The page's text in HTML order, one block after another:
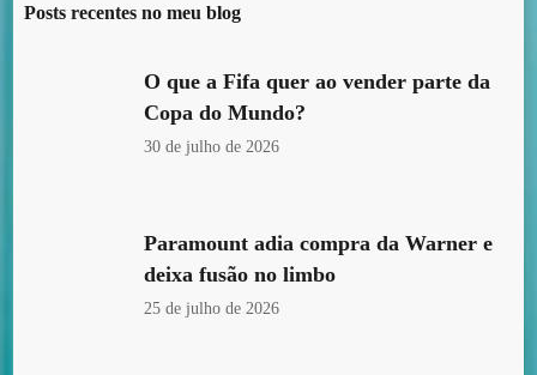
Posts recentes no meu blog
O que a Fifa quer ao vender parte da
Copa do Mundo?
30 de julho de 2026
Paramount adia compra da Warner e
deixa fusão no limbo
25 de julho de 2026